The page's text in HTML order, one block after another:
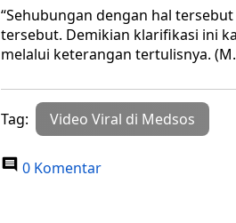
“Sehubungan dengan hal
tersebut. Demikian klarifikasi ini
melalui keterangan tertulisnya.
Tag: Video Viral di Medsos
0 Komentar